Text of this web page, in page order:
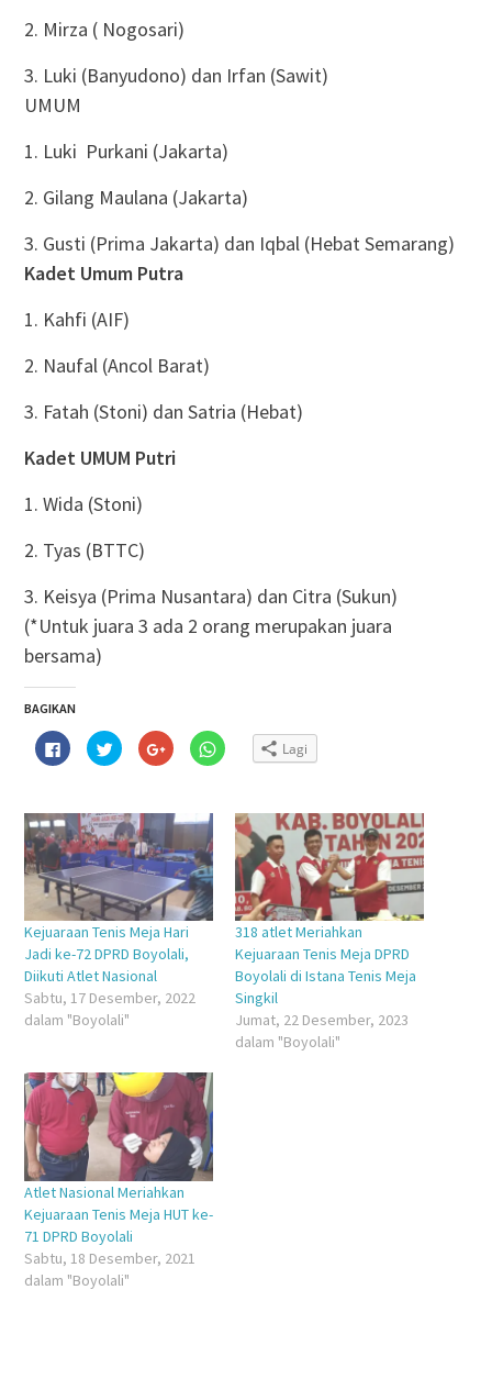
2. Mirza ( Nogosari)
3. Luki (Banyudono) dan Irfan (Sawit)
UMUM
1. Luki Purkani (Jakarta)
2. Gilang Maulana (Jakarta)
3. Gusti (Prima Jakarta) dan Iqbal (Hebat Semarang)
Kadet Umum Putra
1. Kahfi (AIF)
2. Naufal (Ancol Barat)
3. Fatah (Stoni) dan Satria (Hebat)
Kadet UMUM Putri
1. Wida (Stoni)
2. Tyas (BTTC)
3. Keisya (Prima Nusantara) dan Citra (Sukun)
(*Untuk juara 3 ada 2 orang merupakan juara
bersama)
BAGIKAN
Klik
untuk
membagikan
di
jendela
yang
baru)
Klik
untuk
berbagi
di
jendela
yang
baru)
Klik
untuk
berbagi
(Membuka
di
jendela
yang
baru)
Klik
untuk
jendela
yang
baru)
Lagi
Kejuaraan Tenis Meja Hari
Jadi ke-72 DPRD Boyolali,
Diikuti Atlet Nasional
Sabtu, 17 Desember, 2022
dalam "Boyolali"
318 atlet Meriahkan
Kejuaraan Tenis Meja DPRD
Boyolali di Istana Tenis Meja
Singkil
Jumat, 22 Desember, 2023
dalam "Boyolali"
Atlet Nasional Meriahkan
Kejuaraan Tenis Meja HUT ke-
71 DPRD Boyolali
Sabtu, 18 Desember, 2021
dalam "Boyolali"